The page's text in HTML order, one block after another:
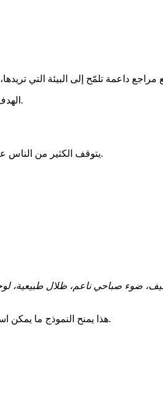
الهدف ليس إغراق النموذج، بل منحه قدرًا كافيًا من المعلومات البصرية لفهم ما يجب أن يبقى ثابتًا.
يتوقف الكثير من الناس عندما يصلون إلى مربع المطالبة. الخبر الجيد أنك لا تحتاج إلى كتابة شعر. أنت تحتاج إلى وضوح.
هذا يمنح النموذج ما يمكن استخدامه. فهو يخبر النظام ماذا يعرض، وأين يضعه، وكيف يجب أن يبدو، وأي لغة بصرية تريدها.